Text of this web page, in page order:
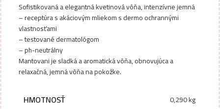
Sofistikovaná a elegantná kvetinová vôňa, intenzívne jemná
– receptúra s akáciovým mliekom s dermo ochrannými
vlastnosťami
– testované dermatológom
– ph-neutrálny
Mantovani je sladká a aromatická vôňa, obnovujúca a
relaxačná, jemná vôňa na pokožke.
HMOTNOSŤ 0,290 kg